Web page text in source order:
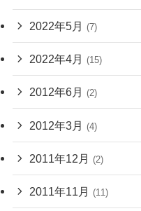
2022年5月 (7)
2022年4月 (15)
2012年6月 (2)
2012年3月 (4)
2011年12月 (2)
2011年11月 (11)